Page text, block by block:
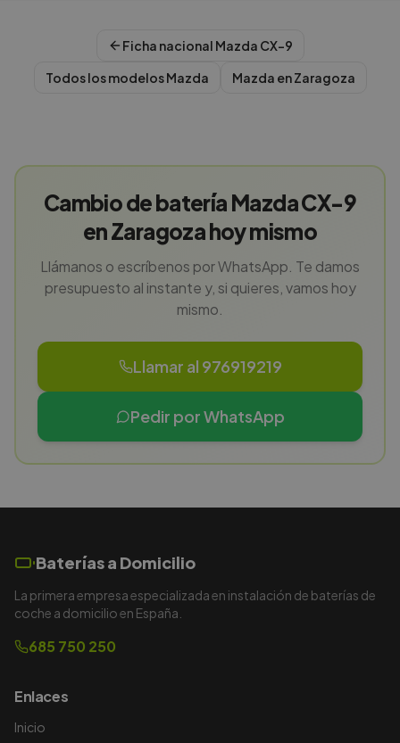
Ficha nacional Mazda CX-9
Todos los modelosMazda Mazda enZaragoza
Cambio de batería Mazda CX-9
en Zaragoza hoy mismo
Llámanos o escríbenos por WhatsApp. Te damos
presupuesto al instante y, si quieres, vamos hoy
mismo.
Llamar al 976919219
Pedir por WhatsApp
Baterías a Domicilio
La primera empresa especializada en instalación de baterías de
coche a domicilio en España.
685 750 250
Enlaces
Inicio